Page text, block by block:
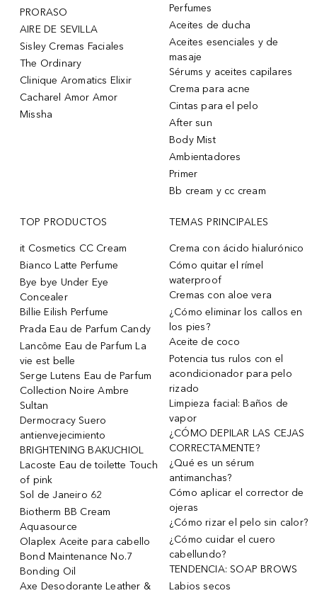
PRORASO
AIRE DE SEVILLA
Sisley Cremas Faciales
The Ordinary
Clinique Aromatics Elixir
Cacharel Amor Amor
Missha
Perfumes
Aceites de ducha
Aceites esenciales y de
masaje
Sérums y aceites capilares
Crema para acne
Cintas para el pelo
After sun
Body Mist
Ambientadores
Primer
Bb cream y cc cream
TOP PRODUCTOS
it Cosmetics CC Cream
Bianco Latte Perfume
Bye bye Under Eye
Concealer
Billie Eilish Perfume
Prada Eau de Parfum Candy
Lancôme Eau de Parfum La
vie est belle
Serge Lutens Eau de Parfum
Collection Noire Ambre
Sultan
Dermocracy Suero
antienvejecimiento
BRIGHTENING BAKUCHIOL
Lacoste Eau de toilette Touch
of pink
Sol de Janeiro 62
Biotherm BB Cream
Aquasource
Olaplex Aceite para cabello
Bond Maintenance No.7
Bonding Oil
Axe Desodorante Leather &
TEMAS PRINCIPALES
Crema con ácido hialurónico
Cómo quitar el rímel
waterproof
Cremas con aloe vera
¿Cómo eliminar los callos en
los pies?
Aceite de coco
Potencia tus rulos con el
acondicionador para pelo
rizado
Limpieza facial: Baños de
vapor
¿CÓMO DEPILAR LAS CEJAS
CORRECTAMENTE?
¿Qué es un sérum
antimanchas?
Cómo aplicar el corrector de
ojeras
¿Cómo rizar el pelo sin calor?
¿Cómo cuidar el cuero
cabellundo?
TENDENCIA: SOAP BROWS
Labios secos